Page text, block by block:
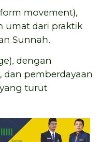
movement),
umat dari praktik
Sunnah.
dengan
pemberdayaan
turut